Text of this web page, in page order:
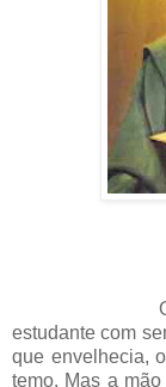
O Amor
estudante com
que envelhecia,
temo. Mas a